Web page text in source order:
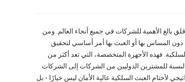
بالغ الأهمية للشركات في جميع أنحاء العالم. ومن
دون المساس بها أو العبث بها أمر أساسي لتحقيق
فهذه الأجهزة المتخصصة، التي تعد أكثر من
للمشترين الدوليين من الشركات إلى الشركات
لأختام العبث السلكية عالية الأمان ليس خيارًا - بل